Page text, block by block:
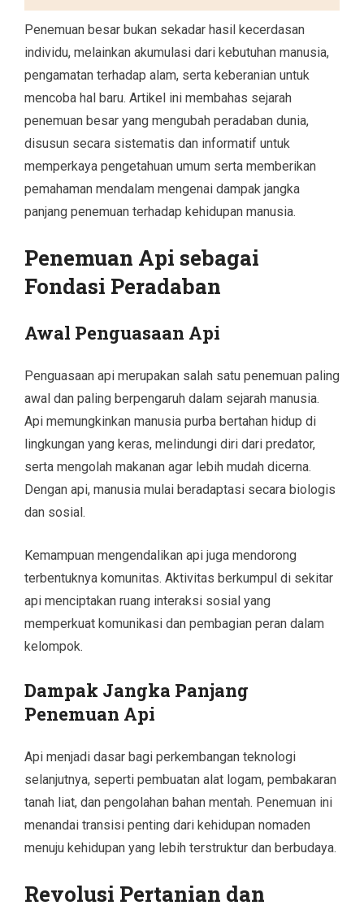
Penemuan besar bukan sekadar hasil kecerdasan
individu, melainkan akumulasi dari kebutuhan manusia,
pengamatan terhadap alam, serta keberanian untuk
mencoba hal baru. Artikel ini membahas sejarah
penemuan besar yang mengubah peradaban dunia,
disusun secara sistematis dan informatif untuk
memperkaya pengetahuan umum serta memberikan
pemahaman mendalam mengenai dampak jangka
panjang penemuan terhadap kehidupan manusia.
Penemuan Api sebagai
Fondasi Peradaban
Awal Penguasaan Api
Penguasaan api merupakan salah satu penemuan paling
awal dan paling berpengaruh dalam sejarah manusia.
Api memungkinkan manusia purba bertahan hidup di
lingkungan yang keras, melindungi diri dari predator,
serta mengolah makanan agar lebih mudah dicerna.
Dengan api, manusia mulai beradaptasi secara biologis
dan sosial.
Kemampuan mengendalikan api juga mendorong
terbentuknya komunitas. Aktivitas berkumpul di sekitar
api menciptakan ruang interaksi sosial yang
memperkuat komunikasi dan pembagian peran dalam
kelompok.
Dampak Jangka Panjang
Penemuan Api
Api menjadi dasar bagi perkembangan teknologi
selanjutnya, seperti pembuatan alat logam, pembakaran
tanah liat, dan pengolahan bahan mentah. Penemuan ini
menandai transisi penting dari kehidupan nomaden
menuju kehidupan yang lebih terstruktur dan berbudaya.
Revolusi Pertanian dan